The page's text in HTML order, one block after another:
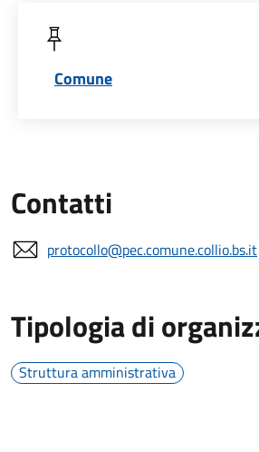
Comune
Contatti
protocollo@pec.comune.collio.bs.it
Tipologia di
Struttura amministrativa